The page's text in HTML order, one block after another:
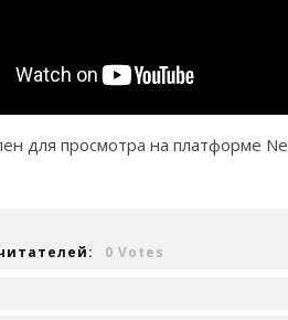
для просмотра на платформе
0 Votes